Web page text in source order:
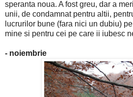
speranta noua. A fost greu, dar a
unii, de condamnat pentru altii,
lucrurilor bune (fara nici un dubiu)
mine si pentru cei pe care ii iubesc
- noiembrie